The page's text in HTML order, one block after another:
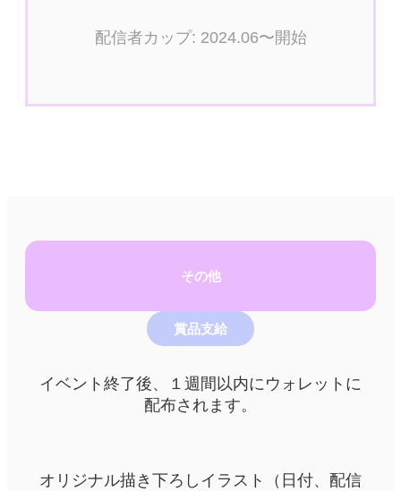
配信者カップ: 2024.06〜開始
その他
賞品支給
イベント終了後、１週間以内にウォレットに
配布されます。
オリジナル描き下ろしイラスト（日付、配信